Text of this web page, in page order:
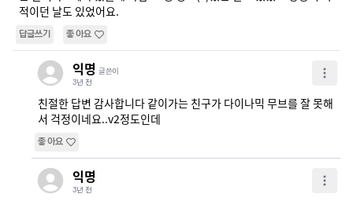
적이던 날도 있었어요.
답글쓰기 좋아요
익명 글쓴이
3년 전
친절한 답변 감사합니다 같이가는 친구가 다이나믹 무브를 잘 못해
서 걱정이네요..v2정도인데
좋아요
익명
3년 전